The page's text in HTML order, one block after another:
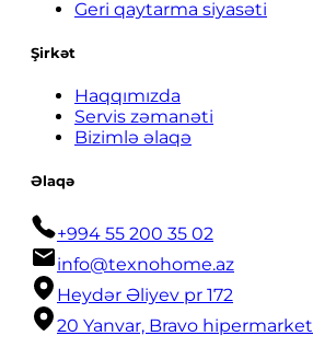
Geri qaytarma siyasəti
Şirkət
Haqqımızda
Servis zəmanəti
Bizimlə əlaqə
Əlaqə
+994 55 200 35 02
info@texnohome.az
Heydər Əliyev pr 172
20 Yanvar, Bravo hipermarket